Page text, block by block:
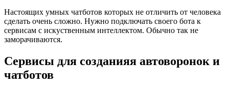
Настоящих умных чатботов которых не отличить от человека
сделать очень сложно. Нужно подключать своего бота к
сервисам с искуственным интеллектом. Обычно так не
заморачиваются.
Сервисы для созданияя автоворонок и
чатботов